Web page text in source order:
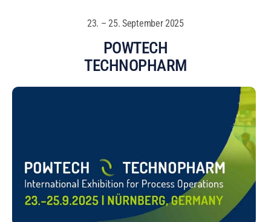
23. – 25. September 2025
POWTECH
TECHNOPHARM